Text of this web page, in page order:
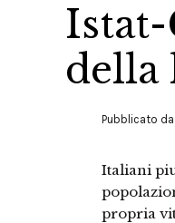
della
Pubblicato da
Italiani
propria